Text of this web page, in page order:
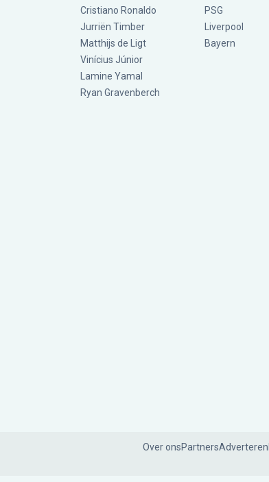
Cristiano Ronaldo
Jurriën Timber
Matthijs de Ligt
Vinícius Júnior
Lamine Yamal
Ryan Gravenberch
PSG
Liverpool
Bayern
Over onsPartnersAdverteren